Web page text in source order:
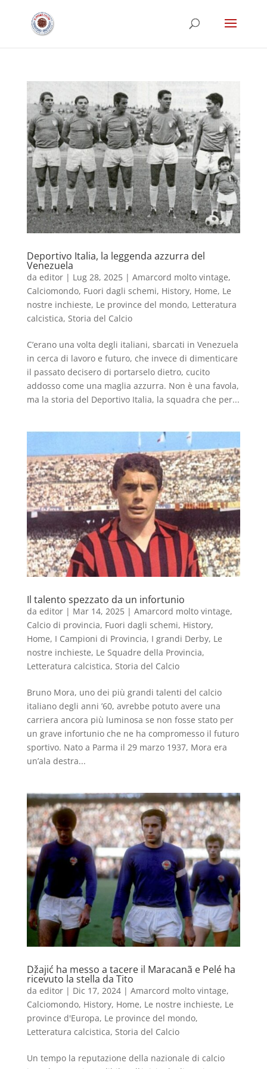
Deportivo Italia, la leggenda azzurra del
Venezuela
da editor| Lug 28, 2025| Amarcord molto vintage,
Calciomondo, Fuori dagli schemi, History, Home, Le
nostre inchieste, Le province del mondo, Letteratura
calcistica, Storia del Calcio
C’erano una volta degli italiani, sbarcati in Venezuela
in cerca di lavoro e futuro, che invece di dimenticare
il passato decisero di portarselo dietro, cucito
addosso come una maglia azzurra. Non è una favola,
ma la storia del Deportivo Italia, la squadra che per...
Il talento spezzato da un infortunio
da editor| Mar 14, 2025| Amarcord molto vintage,
Calcio di provincia, Fuori dagli schemi, History,
Home, I Campioni di Provincia, I grandi Derby, Le
nostre inchieste, Le Squadre della Provincia,
Letteratura calcistica, Storia del Calcio
Bruno Mora, uno dei più grandi talenti del calcio
italiano degli anni ’60, avrebbe potuto avere una
carriera ancora più luminosa se non fosse stato per
un grave infortunio che ne ha compromesso il futuro
sportivo. Nato a Parma il 29 marzo 1937, Mora era
un’ala destra...
Džajić ha messo a tacere il Maracanã e Pelé ha
ricevuto la stella da Tito
da editor| Dic 17, 2024| Amarcord molto vintage,
Calciomondo, History, Home, Le nostre inchieste, Le
province d'Europa, Le province del mondo,
Letteratura calcistica, Storia del Calcio
Un tempo la reputazione della nazionale di calcio